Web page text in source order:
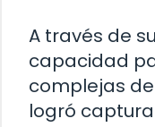
A través de
capacidad
complejas
logró